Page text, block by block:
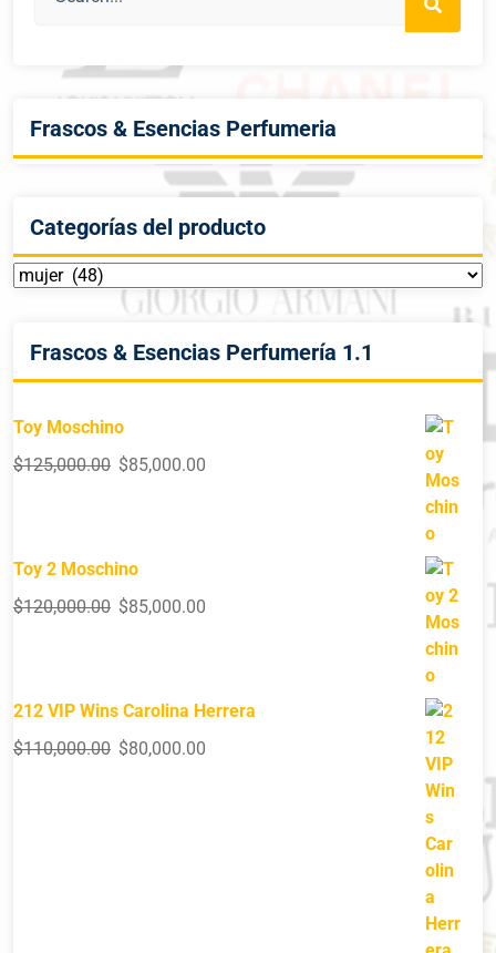
Frascos & Esencias Perfumeria
Categorías del producto
Frascos & Esencias Perfumería 1.1
Toy Moschino
$125,000.00 $85,000.00
Toy 2 Moschino
$120,000.00 $85,000.00
212 VIP Wins Carolina Herrera
$110,000.00 $80,000.00